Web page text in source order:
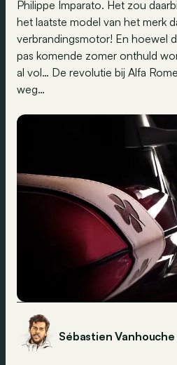
Philippe Imparato. Het zou
het laatste model van het merk
verbrandingsmotor! En hoewel
pas komende zomer onthuld
al vol… De revolutie bij Alfa
weg…
Sébastien Vanhouche